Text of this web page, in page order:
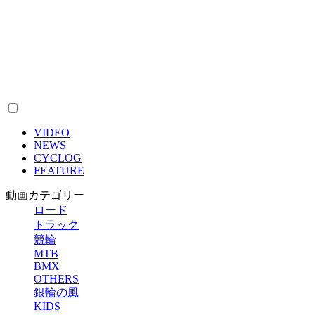
VIDEO
NEWS
CYCLOG
FEATURE
動画カテゴリー
ロード
トラック
競輪
MTB
BMX
OTHERS
銀輪の風
KIDS